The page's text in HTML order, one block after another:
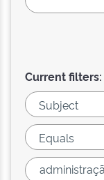
Current filters: